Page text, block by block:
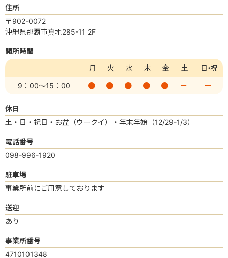
住所
〒902-0072
沖縄県那覇市真地285-11 2F
開所時間
月
火 水 木 金 土 日・祝
9：00～15：00 ー ー
休日
土・日・祝日・お盆（ウークイ）・年末年始（12/29-1/3）
電話番号
098-996-1920
駐車場
事業所前にご用意しております
送迎
あり
事業所番号
4710101348